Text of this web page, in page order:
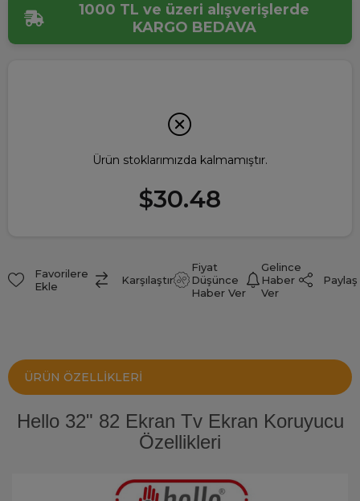
1000 TL ve üzeri alışverişlerde
KARGO BEDAVA
Ürün stoklarımızda kalmamıştır.
$30.48
Favorilere
Ekle
Karşılaştır
Fiyat
Düşünce
Haber Ver
Gelince
Haber
Ver
Paylaş
ÜRÜN ÖZELLIKLERI
Hello 32" 82 Ekran Tv Ekran Koruyucu
Özellikleri